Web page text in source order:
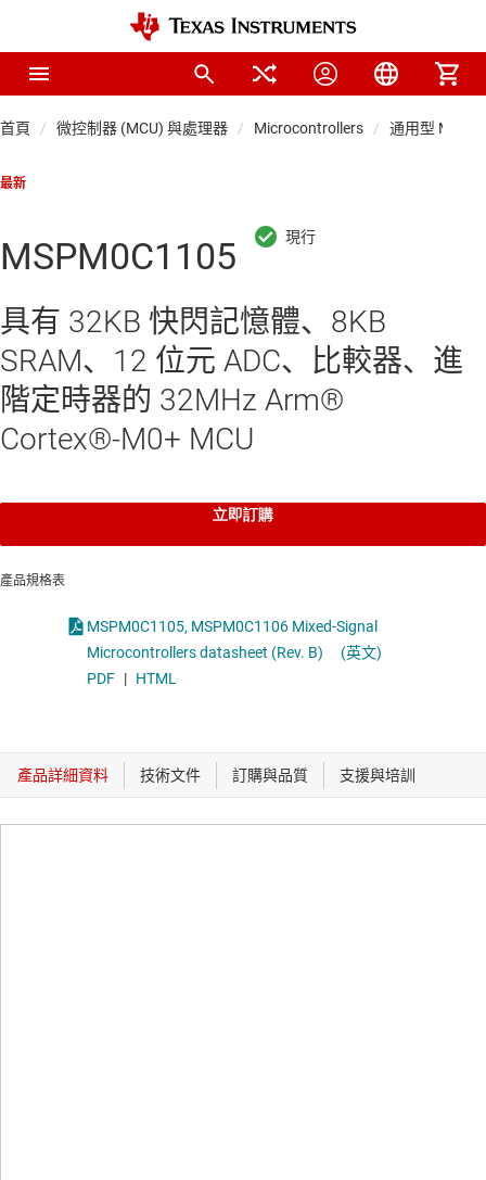
首頁 微控制器 (MCU) 與處理器 Microcontrollers 通用型 MCU
最新
MSPM0C1105
具有 32KB 快閃記憶體、8KB
SRAM、12 位元 ADC、比較器、進
階定時器的 32MHz Arm®
Cortex®-M0+ MCU
立即訂購
產品規格表
MSPM0C1105, MSPM0C1106 Mixed-Signal
Microcontrollers datasheet (Rev. B)
(英文)
PDF | HTML